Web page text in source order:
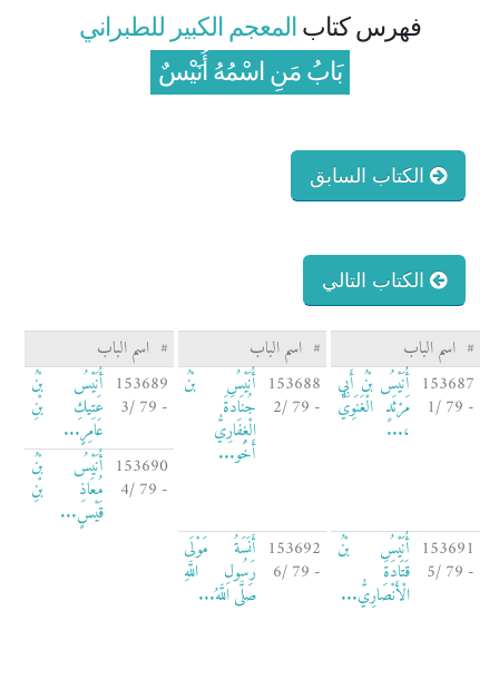
فهرس كتاب المعجم الكبير للطبراني
بَابُ مَنِ اسْمُهُ أُنَيْسٌ
الكتاب السابق
الكتاب التالي
# اسم الباب # اسم الباب # اسم الباب
153687
- 79 /1
أُنَيْسُ بْنُ أَبِي
مَرْثَدٍ الْغَنَوِيُّ
،...
153688
- 79 /2
أُنَيْسُ بْنُ
جُنَادَةَ
الْغِفَارِيُّ
أَخُو...
153689
- 79 /3
أُنَيْسُ بْنُ
عَتِيكِ بْنِ
عَامِرٍ...
153690
- 79 /4
أُنَيْسُ بْنُ
مُعَاذِ بْنِ
قَيْسٍ...
153691
- 79 /5
أُنَيْسُ بْنُ
قَتَادَةَ
الْأَنْصَارِيُّ...
153692
- 79 /6
أَنَسَةُ مَوْلَى
رَسُولِ اللَّهِ
صَلَّى اللَّهُ...